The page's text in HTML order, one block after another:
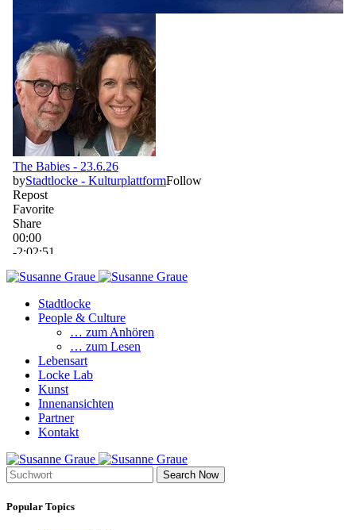
Stadtlocke
People & Culture
… zum Anhören
… zum Lesen
Lebensart
Locke Lab
Kunst
Innenansichten
Partner
Kontakt
Search Now
Popular Topics